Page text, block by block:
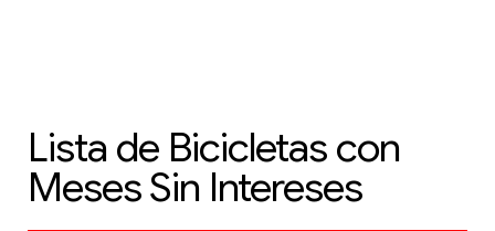
Lista de Bicicletas con
Meses Sin Intereses